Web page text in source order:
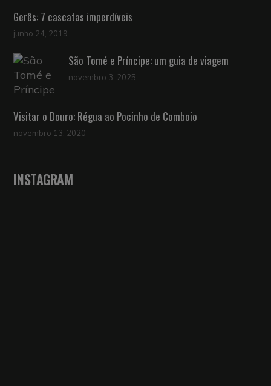
Gerês: 7 cascatas imperdíveis
junho 24, 2019
São Tomé e Príncipe: um guia de viagem
novembro 3, 2025
Visitar o Douro: Régua ao Pocinho de Comboio
novembro 13, 2020
INSTAGRAM